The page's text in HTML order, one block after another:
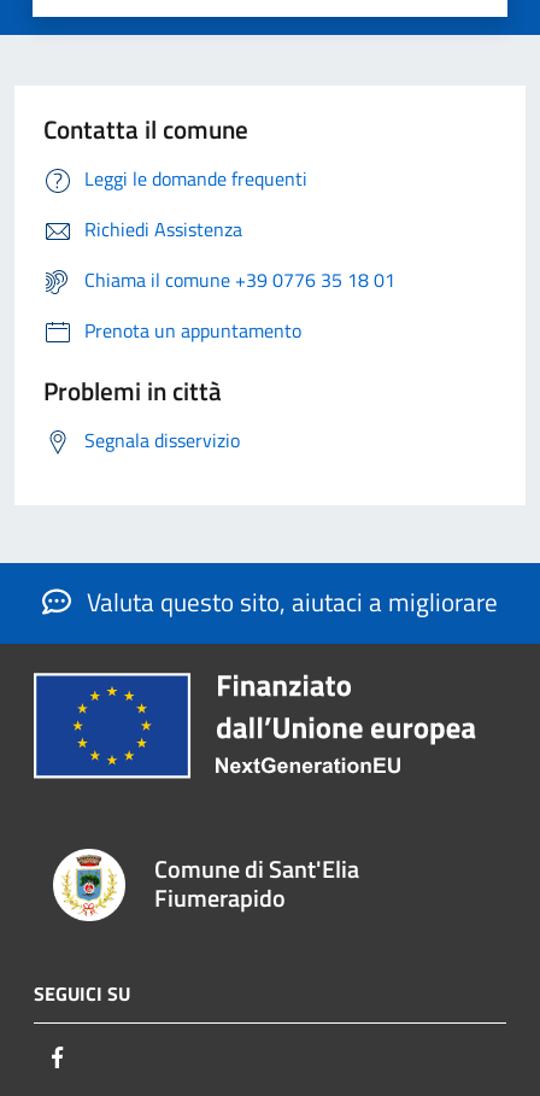
Contatta il comune
Leggi le domande frequenti
Richiedi Assistenza
Chiama il comune +39 0776 35 18 01
Prenota un appuntamento
Problemi in città
Segnala disservizio
Valuta questo sito, aiutaci a migliorare
Comune di Sant'Elia
Fiumerapido
SEGUICI SU